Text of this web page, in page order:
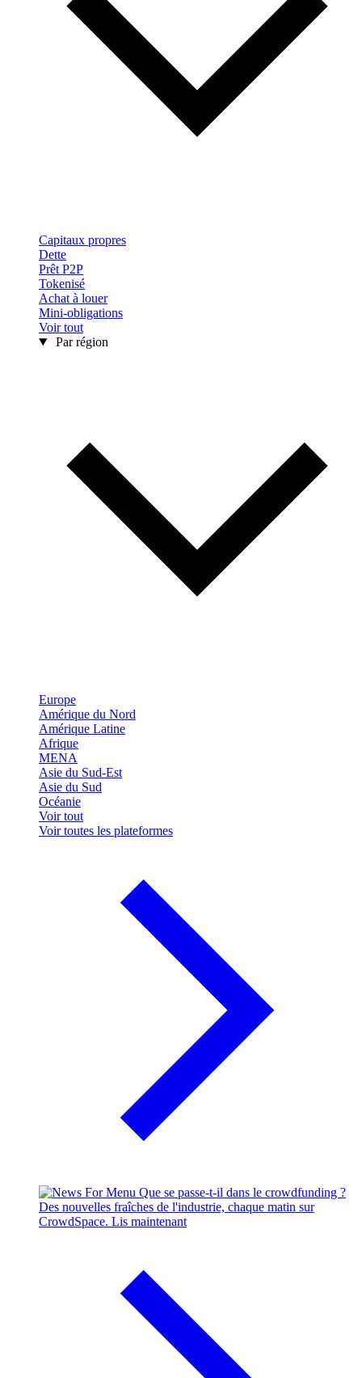
Capitaux propres
Dette
Prêt P2P
Tokenisé
Achat à louer
Mini-obligations
Voir tout
Par région
Europe
Amérique du Nord
Amérique Latine
Afrique
MENA
Asie du Sud-Est
Asie du Sud
Océanie
Voir tout
Voir toutes les plateformes
Que se passe-t-il dans le crowdfunding ?
Des nouvelles fraîches de l'industrie, chaque matin sur
CrowdSpace. Lis maintenant